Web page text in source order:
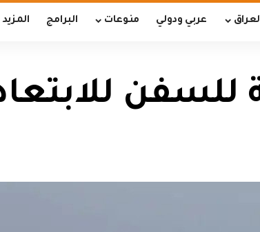
عربي ودولي منوعات البرامج المزيد
للسفن